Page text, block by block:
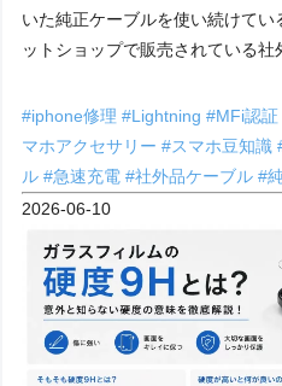
いた純正ケーブルを使い続けて
ットショップで販売されている
#iphone修理#Lightning#MFi認
マホアクセサリー#スマホ豆知識
ル#急速充電#社外品ケーブル#
2026-06-10